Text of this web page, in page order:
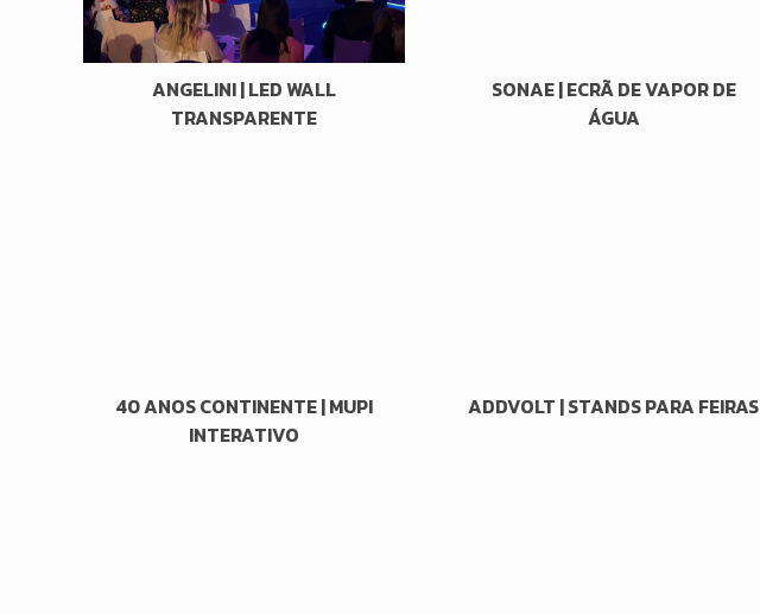
ANGELINI | LED WALL
TRANSPARENTE
SONAE | ECRÃ DE VAPOR DE
ÁGUA
40 ANOS CONTINENTE | MUPI
INTERATIVO
ADDVOLT | STANDS PARA FEIRAS